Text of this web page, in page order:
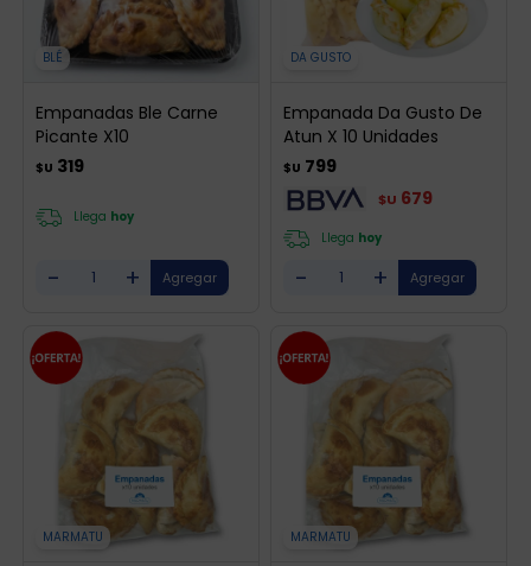
BLÉ
Empanadas Ble Carne
Picante X10
$U 319
Llega hoy
- +
DA GUSTO
Empanada Da Gusto De
Atun X 10 Unidades
$U 799
$U 679
Llega hoy
- +
MARMATU MARMATU